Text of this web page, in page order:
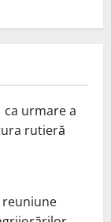
ca urmare a
rutieră
reuniune